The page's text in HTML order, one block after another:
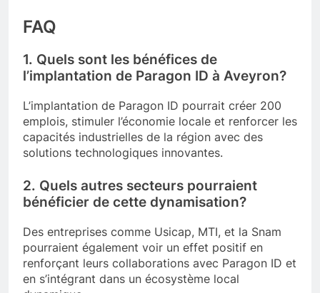
FAQ
1. Quels sont les bénéfices de
l’implantation de Paragon ID à Aveyron?
L’implantation de Paragon ID pourrait créer 200
emplois, stimuler l’économie locale et renforcer les
capacités industrielles de la région avec des
solutions technologiques innovantes.
2. Quels autres secteurs pourraient
bénéficier de cette dynamisation?
Des entreprises comme Usicap, MTI, et la Snam
pourraient également voir un effet positif en
renforçant leurs collaborations avec Paragon ID et
en s’intégrant dans un écosystème local